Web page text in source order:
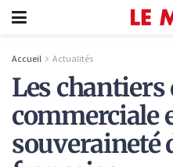
Accueil Actualités
Les chantiers
commerciale
souveraineté